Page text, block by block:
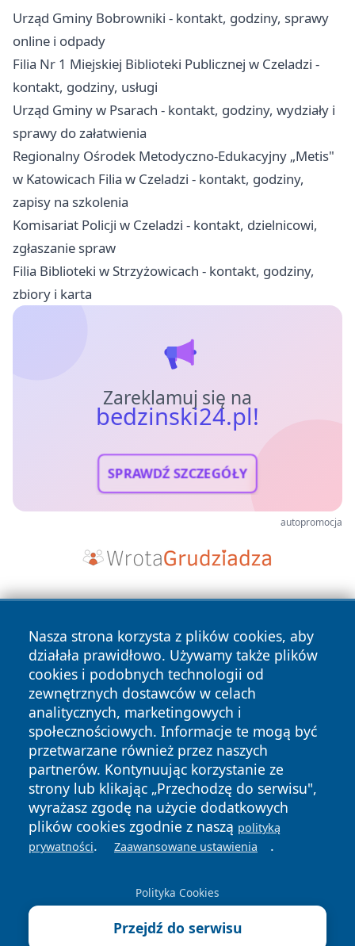
Urząd Gminy Bobrowniki - kontakt, godziny, sprawy
online i odpady
Filia Nr 1 Miejskiej Biblioteki Publicznej w Czeladzi -
kontakt, godziny, usługi
Urząd Gminy w Psarach - kontakt, godziny, wydziały i
sprawy do załatwienia
Regionalny Ośrodek Metodyczno-Edukacyjny „Metis"
w Katowicach Filia w Czeladzi - kontakt, godziny,
zapisy na szkolenia
Komisariat Policji w Czeladzi - kontakt, dzielnicowi,
zgłaszanie spraw
Filia Biblioteki w Strzyżowicach - kontakt, godziny,
zbiory i karta
Zareklamuj się na
bedzinski24.pl!
SPRAWDŹ SZCZEGÓŁY
autopromocja
Nasza strona korzysta z plików cookies, aby
działała prawidłowo. Używamy także plików
cookies i podobnych technologii od
zewnętrznych dostawców w celach
analitycznych, marketingowych i
społecznościowych. Informacje te mogą być
przetwarzane również przez naszych
partnerów. Kontynuując korzystanie ze
strony lub klikając „Przechodzę do serwisu",
wyrażasz zgodę na użycie dodatkowych
plików cookies zgodnie z naszą polityką
prywatności. Zaawansowane ustawienia .
Polityka Cookies
Przejdź do serwisu
Copyright © 2026 bedzinski24.pl Wszystkie prawa
zastrzeżone.
News Autorzy
Polityka
Prywatności
Polityka
Cookies